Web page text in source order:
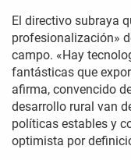
El directivo subraya
profesionalización»
campo. «Hay
fantásticas que
afirma, convencido
desarrollo rural van
políticas estables y
optimista por